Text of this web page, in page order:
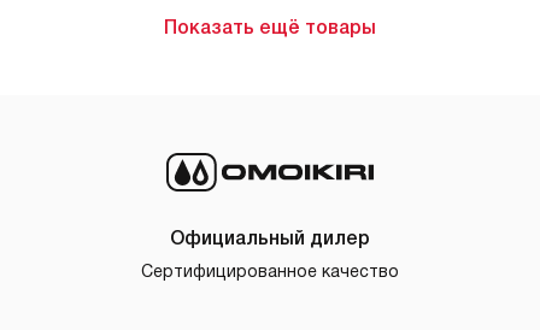
Показать ещё товары
Официальный дилер
Сертифицированное качество